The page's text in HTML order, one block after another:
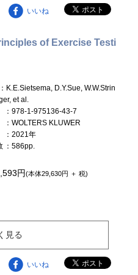
いいね
of Exercise Testi
：K.E.Sietsema, D.Y.Sue, W.W.Strin
et al.
：978-1-975136-43-7
：WOLTERS KLUWER
：2021年
：586pp.
円(本体29,630円 ＋ 税)
見る
いいね